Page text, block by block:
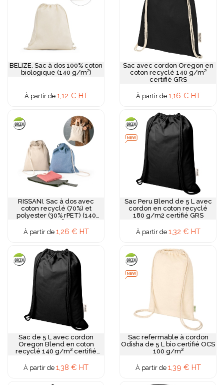
BELIZE. Sac à dos 100% coton
biologique (140 g/m²)
À partir de 1,12 € HT
Sac avec cordon Oregon en
coton recyclé 140 g/m²
certifié GRS
À partir de 1,16 € HT
RISSANI. Sac à dos avec
coton recyclé (70%) et
polyester (30% rPET) (140
À partir de 1,26 € HT
Sac Peru Blend de 5 L avec
cordon en coton recyclé
180 g/m2 certifié GRS
À partir de 1,32 € HT
Sac de 5 L avec cordon
Oregon Blend en coton
recyclé 140 g/m² certifié
À partir de 1,38 € HT
Sac refermable à cordon
Odisha de 5 L bio certifié OCS
100 g/m²
À partir de 1,39 € HT